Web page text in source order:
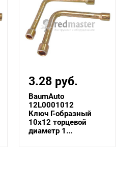
3.28 руб.
BaumAuto
12L0001012
Ключ Г-образный
10х12 торцевой
диаметр 1...